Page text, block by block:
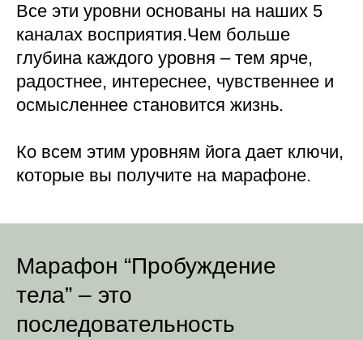
Все эти уровни основаны на наших 5
каналах восприятия.Чем больше
глубина каждого уровня – тем ярче,
радостнее, интереснее, чувственнее и
осмысленнее становится жизнь.
Ко всем этим уровням йога дает ключи,
которые вы получите на марафоне.
Марафон “Пробуждение
тела” – это
последовательность